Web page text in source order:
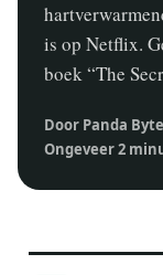
is op Netflix.
boek “The
Door Panda
Ongeveer 2